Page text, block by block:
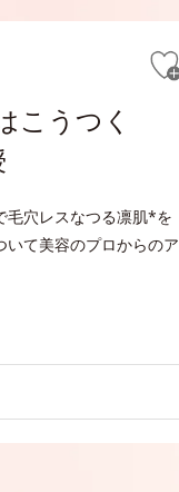
こうつく
毛穴レスなつる凛肌*を
て美容のプロからのア